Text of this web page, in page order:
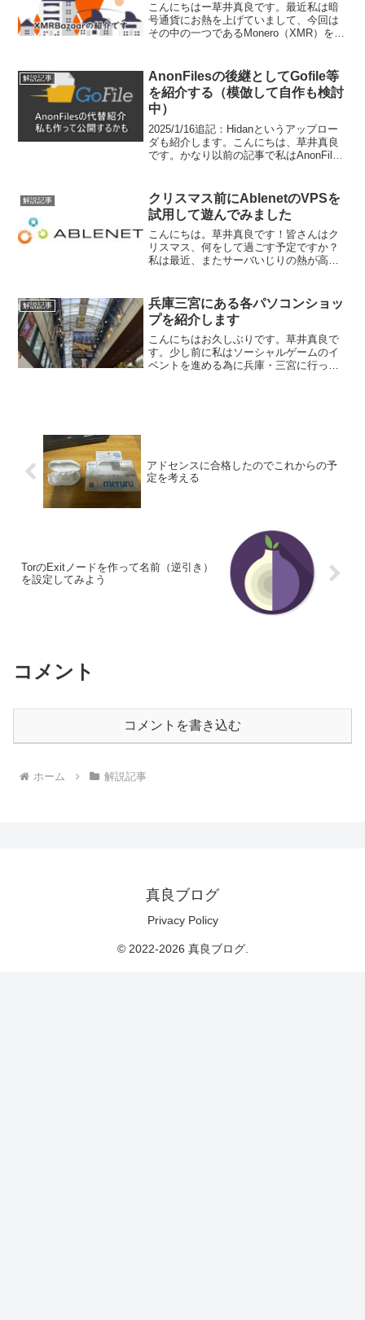
こんにちはー草井真良です。最近私は暗
号通貨にお熱を上げていまして、今回は
その中の一つであるMonero（XMR）を使
れがそのXMRbazaarです。ページの色が
明るく...
解説記事
AnonFilesの後継としてGofile等
を紹介する（模倣して自作も検討
中）
2025/1/16追記：Hidanというアップロー
ダも紹介します。こんにちは、草井真良
です。かなり以前の記事で私はAnonFiles
けているのですが、悪用されないか（A...
解説記事
クリスマス前にAblenetのVPSを
試用して遊んでみました
こんにちは。草井真良です！皆さんはク
リスマス、何をして過ごす予定ですか？
私は最近、またサーバいじりの熱が高ま
していました。その中で変わっているな
と思ったのがAblen...
解説記事
兵庫三宮にある各パソコンショッ
プを紹介します
こんにちはお久しぶりです。草井真良で
す。少し前に私はソーシャルゲームのイ
ベントを進める為に兵庫・三宮に行って
アドセンスに合格したのでこれからの予
定を考える
TorのExitノードを作って名前（逆引き）
を設定してみよう
コメント
コメントを書き込む
ホーム 解説記事
真良ブログ
Privacy Policy
© 2022-2026 真良ブログ.